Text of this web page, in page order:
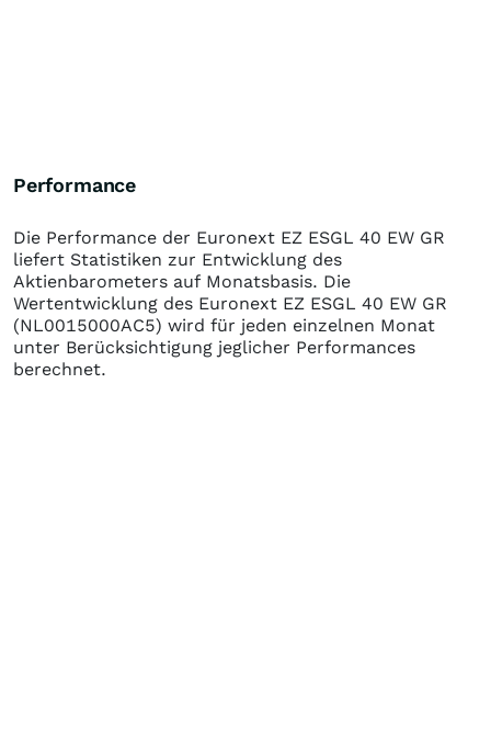
Performance
Die Performance der Euronext EZ ESGL 40 EW GR
liefert Statistiken zur Entwicklung des
Aktienbarometers auf Monatsbasis. Die
Wertentwicklung des Euronext EZ ESGL 40 EW GR
(NL0015000AC5) wird für jeden einzelnen Monat
unter Berücksichtigung jeglicher Performances
berechnet.